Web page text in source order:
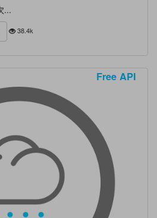
...
38.4k
Free API